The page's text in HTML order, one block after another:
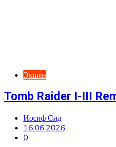
Экшен
Tomb Raider I-III
Иосиф Сид
16.06.2026
0